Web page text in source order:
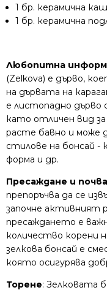
1 бр. керамична
1 бр. керамична
Любопитна
(Zelkova) е дърво,
на дървата на
е листопадно дърво
като отличен вид за
расте бавно и може
стилове на бонсай -
форма и др.
Пресаждане и
препоръчва да се
започне активният
пресаждането е
количество корени
зелкова бонсай е
която осигурява
Торене: Зелковата